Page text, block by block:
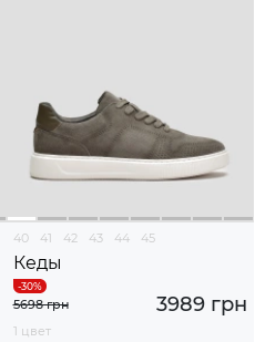
40 41 42 43 44 45
Кеды
3989 грн
5698 грн
1 цвет